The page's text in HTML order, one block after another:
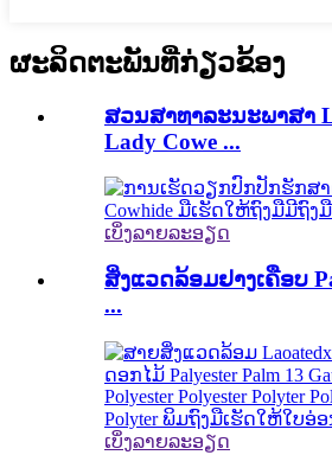
ຜະລິດຕະພັນທີ່ກ່ຽວຂ້ອງ
ສວນສາທາລະນະພາສາ
Lady Cowe ...
ເບິ່ງລາຍລະອຽດ
ສິ່ງແວດລ້ອມຢາງເຄືອບ
...
ເບິ່ງລາຍລະອຽດ